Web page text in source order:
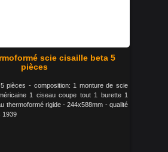
scie cisaille beta 5
pièces
pièces - composition: 1 monture de scie
1 ciseau coupe tout 1 burette 1
thermoformé rigide - 244x588mm - qualité
1939